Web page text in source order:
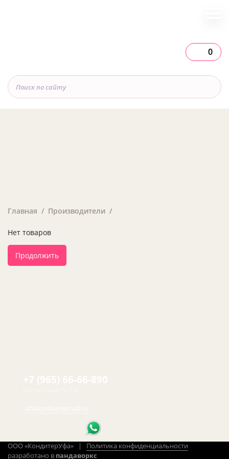
0
Главная Производители
Нет товаров
Продолжить
ООО «КондитерУфа» | Политика конфиденциальности
разработано в пандаворкс